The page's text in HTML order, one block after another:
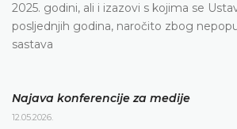
2025. godini, ali i izazovi s kojima se
posljednjih godina, naročito zbog
sastava
Najava konferencije za medije
12.05.2026.